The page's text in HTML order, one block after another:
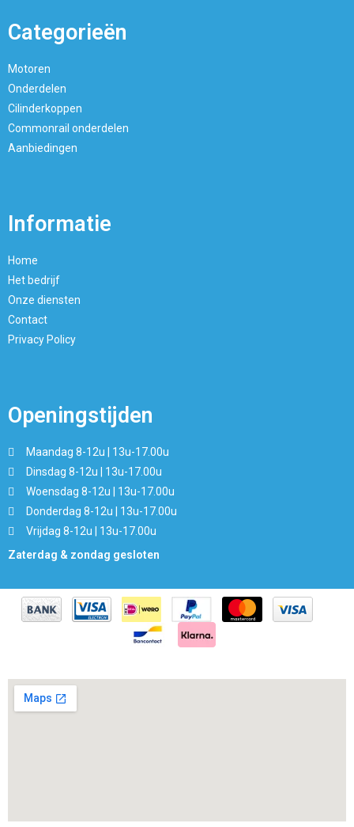
Categorieën
Motoren
Onderdelen
Cilinderkoppen
Commonrail onderdelen
Aanbiedingen
Informatie
Home
Het bedrijf
Onze diensten
Contact
Privacy Policy
Openingstijden
Maandag 8-12u | 13u-17.00u
Dinsdag 8-12u | 13u-17.00u
Woensdag 8-12u | 13u-17.00u
Donderdag 8-12u | 13u-17.00u
Vrijdag 8-12u | 13u-17.00u
Zaterdag & zondag gesloten